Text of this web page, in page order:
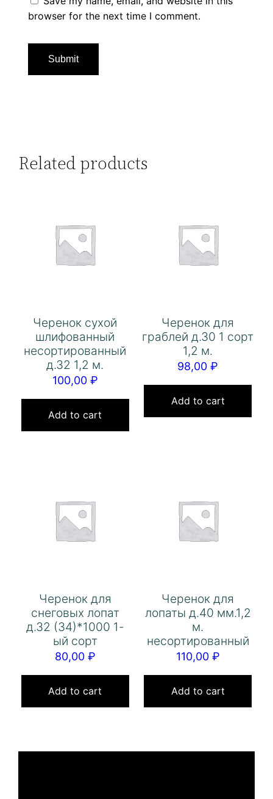
browser for the next time I comment.
Related products
Черенок сухой
шлифованный
несортированный
д.32 1,2 м.
100,00 ₽
Add to cart
Черенок для
граблей д.30 1 сорт
1,2 м.
98,00₽
Add to cart
Черенок для
снеговых лопат
д.32 (34)*1000 1-
ый сорт
80,00 ₽
Add to cart
Черенок для
лопаты д.40 мм.1,2
м.
несортированный
110,00 ₽
Add to cart